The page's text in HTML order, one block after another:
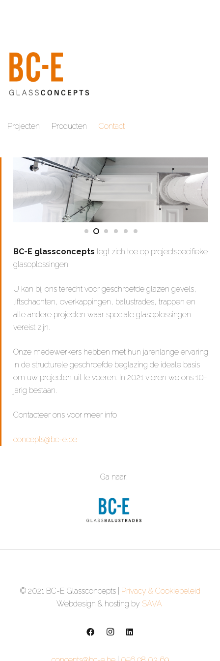
Projecten Producten Contact
BC-E glassconcepts legt zich toe op projectspecifieke
glasoplossingen.
U kan bij ons terecht voor geschroefde glazen gevels,
liftschachten, overkappingen, balustrades, trappen en
alle andere projecten waar speciale glasoplossingen
vereist zijn.
Onze medewerkers hebben met hun jarenlange ervaring
in de structurele geschroefde beglazing de ideale basis
om uw projecten uit te voeren. In 2021 vieren we ons 10-
jarig bestaan.
Contacteer ons voor meer info
concepts@bc-e.be
Ga naar:
© 2021 BC-E Glassconcepts | Privacy & Cookiebeleid
Webdesign & hosting by SAVA